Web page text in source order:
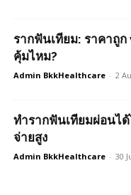
รากฟันเทียม: ราคาถู
คุ้มไหม?
Admin BkkHealthcare - 2
ทำรากฟันเทียมผ่อนไ
จ่ายสูง
Admin BkkHealthcare - 30